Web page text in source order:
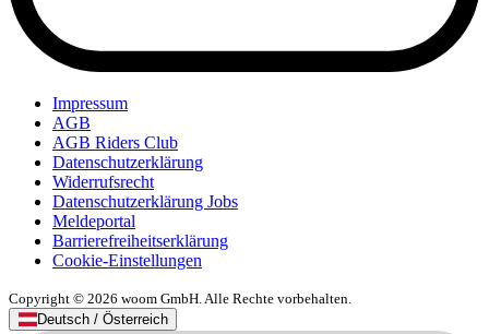
Impressum
AGB
AGB Riders Club
Datenschutzerklärung
Widerrufsrecht
Datenschutzerklärung Jobs
Meldeportal
Barrierefreiheitserklärung
Cookie-Einstellungen
Copyright © 2026 woom GmbH. Alle Rechte vorbehalten.
Deutsch / Österreich